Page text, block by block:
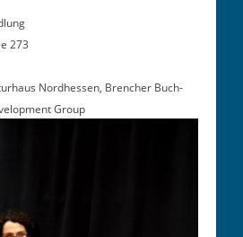
273
Nord­hessen, Brencher Buch­
Group